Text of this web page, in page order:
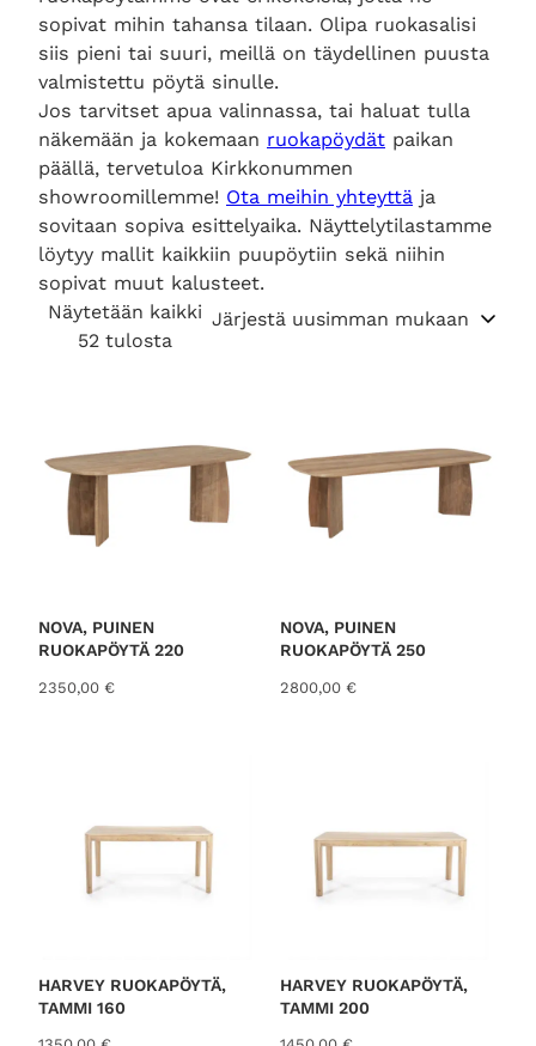
sopivat mihin tahansa tilaan. Olipa ruokasalisi
siis pieni tai suuri, meillä on täydellinen puusta
valmistettu pöytä sinulle.
Jos tarvitset apua valinnassa, tai haluat tulla
näkemään ja kokemaan ruokapöydät paikan
päällä, tervetuloa Kirkkonummen
showroomillemme! Ota meihin yhteyttä ja
sovitaan sopiva esittelyaika. Näyttelytilastamme
löytyy mallit kaikkiin puupöytiin sekä niihin
sopivat muut kalusteet.
Näytetään kaikki
52 tulosta
e
e
NOVA, PUINEN
RUOKAPÖYTÄ 220
2350,00 €
NOVA, PUINEN
RUOKAPÖYTÄ 250
2800,00 €
HARVEY RUOKAPÖYTÄ,
TAMMI 160
HARVEY RUOKAPÖYTÄ,
TAMMI 200